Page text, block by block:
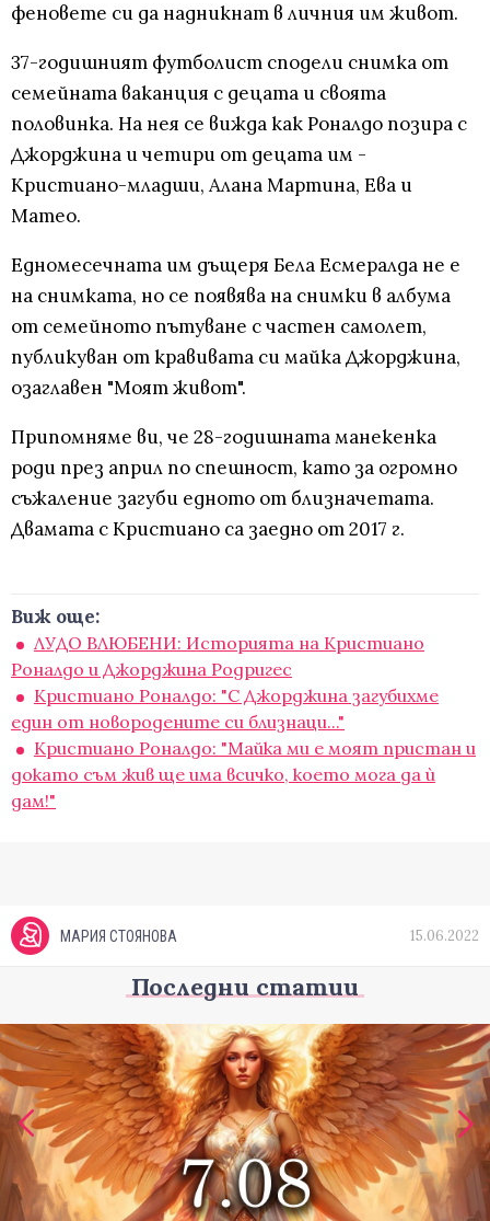
феновете си да надникнат в личния им живот.
37-годишният футболист сподели снимка от
семейната ваканция с децата и своята
половинка. На нея се вижда как Роналдо позира с
Джорджина и четири от децата им -
Кристиано-младши, Алана Мартина, Ева и
Матео.
Едномесечната им дъщеря Бела Есмералда не е
на снимката, но се появява на снимки в албума
от семейното пътуване с частен самолет,
публикуван от кравивата си майка Джорджина,
озаглавен "Моят живот".
Припомняме ви, че 28-годишната манекенка
роди през април по спешност, като за огромно
съжаление загуби едното от близначетата.
Двамата с Кристиано са заедно от 2017 г.
Виж още:
ЛУДО ВЛЮБЕНИ: Историята на Кристиано
Роналдо и Джорджина Родригес
Кристиано Роналдо: "С Джорджина загубихме
един от новородените си близнаци..."
Кристиано Роналдо: "Майка ми е моят пристан и
докато съм жив ще има всичко, което мога да ѝ
дам!"
МАРИЯ СТОЯНОВА 15.06.2022
Последни статии